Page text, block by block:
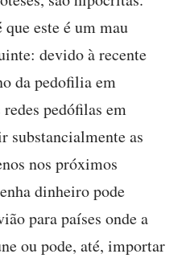
este é um mau
devido à recente
da pedofilia em
pedófilas em
substancialmente as
nos próximos
dinheiro pode
para países onde a
ou pode, até, importar